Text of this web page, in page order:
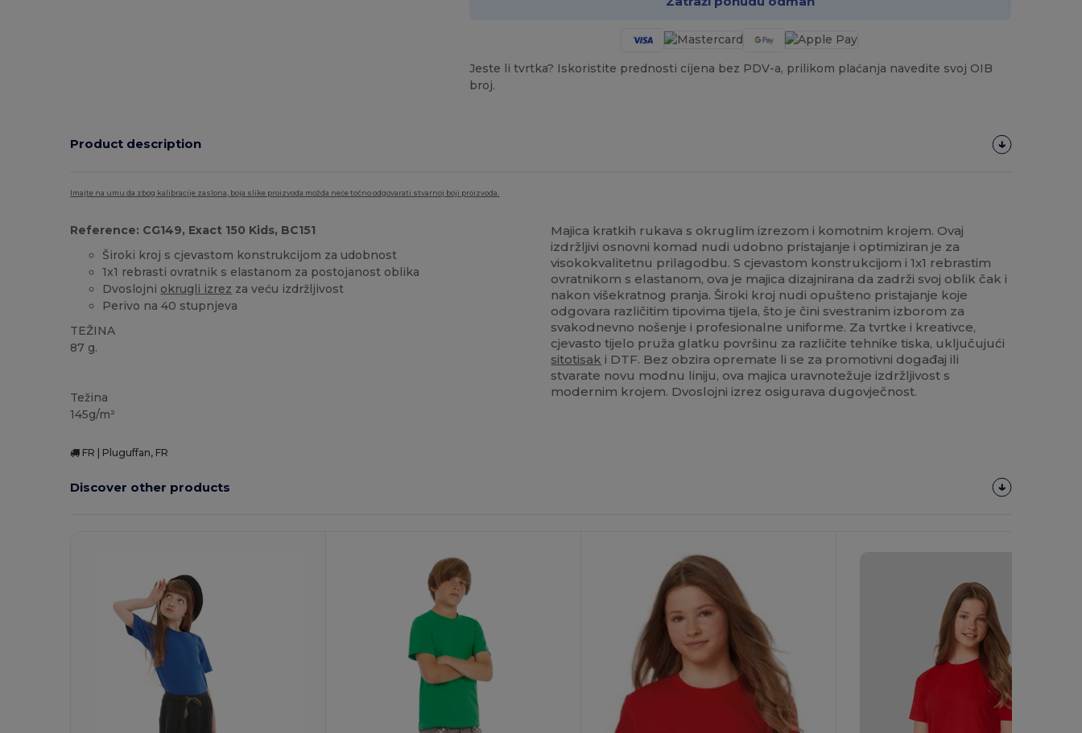
Jeste li tvrtka? Iskoristite prednosti cijena bez PDV-a, prilikom plaćanja navedite svoj OIB
broj.
Product description
Imajte na umu da zbog kalibracije zaslona, boja slike proizvoda možda neće točno odgovarati stvarnoj boji proizvoda.
Reference: CG149, Exact 150 Kids, BC151
Široki kroj s cjevastom konstrukcijom za udobnost
1x1 rebrasti ovratnik s elastanom za postojanost oblika
Dvoslojni okrugli izrez za veću izdržljivost
Perivo na 40 stupnjeva
TEŽINA
87 g.
Težina
145g/m²
Majica kratkih rukava s okruglim izrezom i komotnim krojem. Ovaj
izdržljivi osnovni komad nudi udobno pristajanje i optimiziran je za
visokokvalitetnu prilagodbu. S cjevastom konstrukcijom i 1x1 rebrastim
ovratnikom s elastanom, ova je majica dizajnirana da zadrži svoj oblik čak i
nakon višekratnog pranja. Široki kroj nudi opušteno pristajanje koje
odgovara različitim tipovima tijela, što je čini svestranim izborom za
svakodnevno nošenje i profesionalne uniforme. Za tvrtke i kreativce,
cjevasto tijelo pruža glatku površinu za različite tehnike tiska, uključujući
sitotisak i DTF. Bez obzira opremate li se za promotivni događaj ili
stvarate novu modnu liniju, ova majica uravnotežuje izdržljivost s
modernim krojem. Dvoslojni izrez osigurava dugovječnost.
FR | Pluguffan, FR
Discover other products